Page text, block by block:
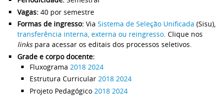
Vagas: 40 por semestre
Formas de ingresso: Via Sistema de Seleção Unificada (Sisu),
transferência interna, externa ou reingresso. Clique nos
linkspara acessar os editais dos processos seletivos.
Grade e corpo docente:
Fluxograma 2018 2024
Estrutura Curricular 2018 2024
Projeto Pedagógico 2018 2024